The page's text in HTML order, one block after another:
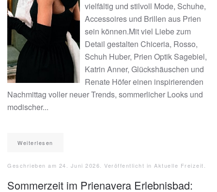
vielfältig und stilvoll Mode, Schuhe,
Accessoires und Brillen aus Prien
sein können.Mit viel Liebe zum
Detail gestalten Chiceria, Rosso,
Schuh Huber, Prien Optik Sagebiel,
Katrin Anner, Glückshäuschen und
Renate Höfer einen inspirierenden
Nachmittag voller neuer Trends, sommerlicher Looks und
modischer...
Weiterlesen
Geschrieben am 24. Juni 2026 . Veröffentlicht in Aktuelle Freizeit
Sommerzeit im Prienavera Erlebnisbad: